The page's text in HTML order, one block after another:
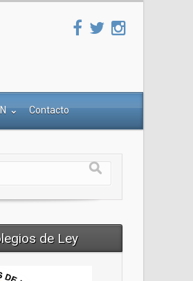
Contacto
de Ley